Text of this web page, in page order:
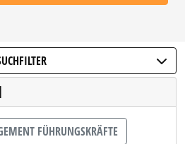
FÜHRUNGSKRÄFTE